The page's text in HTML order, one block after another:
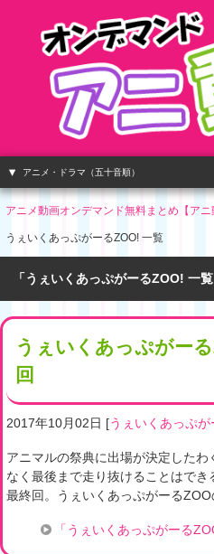
アニメ・ドラマ（五十音順）
アニメ動画オンデマンド無料まとめ【アニ
うぇいくあっぷがーるZOO! 一覧
「うぇいくあっぷがーるZOO! 一
うぇいくあっぷがー
回
2017年10月02日 [うぇいくあっぷ
アニマルの祭典に出場が決定した
なく最後まで走り抜けることはで
最終回。うぇいくあっぷがーる
「うぇいくあっぷがーる